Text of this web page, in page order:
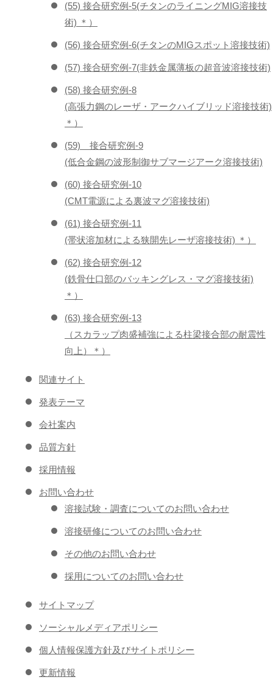
(55) 接合研究例-5(チタンのライニングMIG溶接技
術) ＊）
(56) 接合研究例-6(チタンのMIGスポット溶接技術)
(57) 接合研究例-7(非鉄金属薄板の超音波溶接技術)
(58) 接合研究例-8
(高張力鋼のレーザ・アークハイブリッド溶接技術)
＊）
(59) 接合研究例-9
(低合金鋼の波形制御サブマージアーク溶接技術)
(60) 接合研究例-10
(CMT電源による裏波マグ溶接技術)
(61) 接合研究例-11
(帯状溶加材による狭開先レーザ溶接技術) ＊）
(62) 接合研究例-12
(鉄骨仕口部のバッキングレス・マグ溶接技術)
＊）
(63) 接合研究例-13
（スカラップ肉盛補強による柱梁接合部の耐震性
向上）＊）
関連サイト
発表テーマ
会社案内
品質方針
採用情報
お問い合わせ
溶接試験・調査についてのお問い合わせ
溶接研修についてのお問い合わせ
その他のお問い合わせ
採用についてのお問い合わせ
サイトマップ
ソーシャルメディアポリシー
個人情報保護方針及びサイトポリシー
更新情報